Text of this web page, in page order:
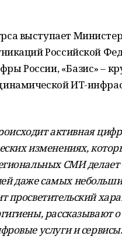
выступает
Российской
России, «Базис» –
ИТ-
активная
изменениях,
СМИ
даже самых
рассказывают
услуги и